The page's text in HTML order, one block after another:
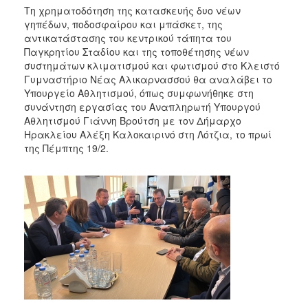
Τη χρηματοδότηση της κατασκευής δυο νέων
γηπέδων, ποδοσφαίρου και μπάσκετ, της
αντικατάστασης του κεντρικού τάπητα του
Παγκρητίου Σταδίου και της τοποθέτησης νέων
συστημάτων κλιματισμού και φωτισμού στο Κλειστό
Γυμναστήριο Νέας Αλικαρνασσού θα αναλάβει το
Υπουργείο Αθλητισμού, όπως συμφωνήθηκε στη
συνάντηση εργασίας του Αναπληρωτή Υπουργού
Αθλητισμού Γιάννη Βρούτση με τον Δήμαρχο
Ηρακλείου Αλέξη Καλοκαιρινό στη Λότζια, το πρωί
της Πέμπτης 19/2.